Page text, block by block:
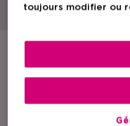
Découvrez nos actions,
ICI PARIS XL la plus
GRATUITS
toujours modifier ou